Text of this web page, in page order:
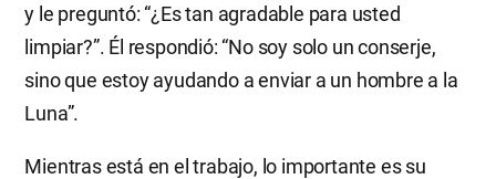
y le preguntó: “¿Es tan agradable para usted
limpiar?”. Él respondió: “No soy solo un conserje,
sino que estoy ayudando a enviar a un hombre a la
Luna”.
Mientras está en el trabajo, lo importante es su